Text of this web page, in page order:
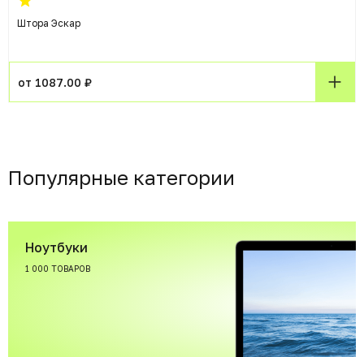
Штора Эскар
от 1087.00 ₽
Популярные категории
Ноутбуки
1 000 ТОВАРОВ